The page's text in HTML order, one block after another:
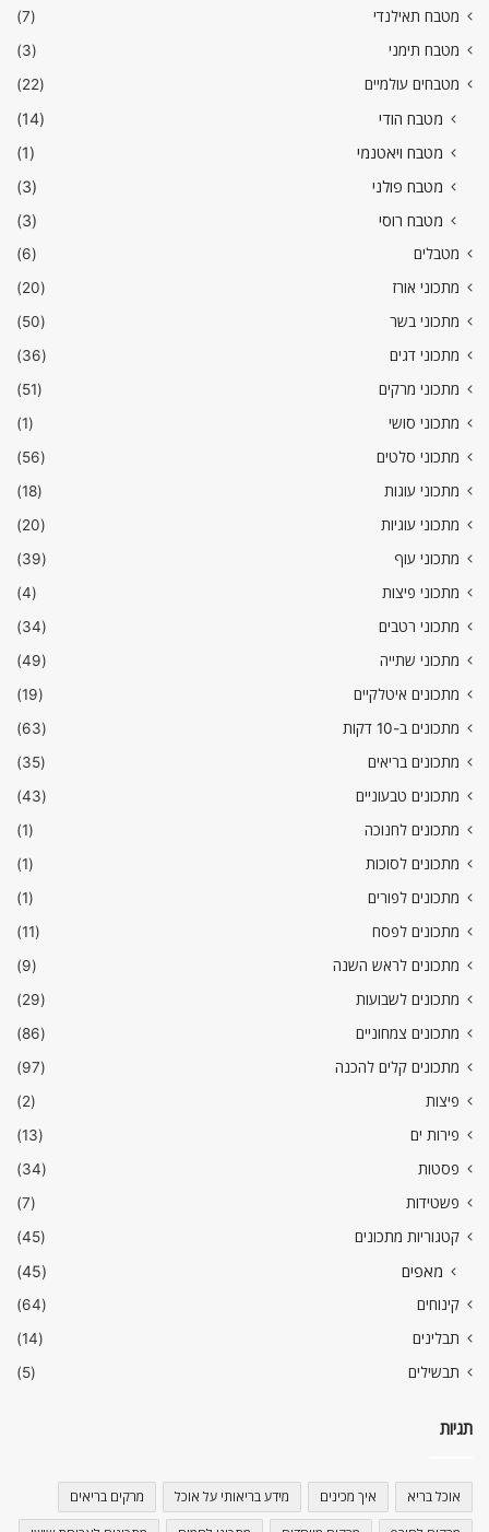
מטבח תאילנדי
(7)
מטבח תימני
(3)
מטבחים עולמיים
(22)
מטבח הודי
(14)
מטבח ויאטנמי
(1)
מטבח פולני
(3)
מטבח רוסי
(3)
מטבלים
(6)
מתכוני אורז
(20)
מתכוני בשר
(50)
מתכוני דגים
(36)
מתכוני מרקים
(51)
מתכוני סושי
(1)
מתכוני סלטים
(56)
מתכוני עוגות
(18)
מתכוני עוגיות
(20)
מתכוני עוף
(39)
מתכוני פיצות
(4)
מתכוני רטבים
(34)
מתכוני שתייה
(49)
מתכונים איטלקיים
(19)
מתכונים ב-10 דקות
(63)
מתכונים בריאים
(35)
מתכונים טבעוניים
(43)
מתכונים לחנוכה
(1)
מתכונים לסוכות
(1)
מתכונים לפורים
(1)
מתכונים לפסח
(11)
מתכונים לראש השנה
(9)
מתכונים לשבועות
(29)
מתכונים צמחוניים
(86)
מתכונים קלים להכנה
(97)
פיצות
(2)
פירות ים
(13)
פסטות
(34)
פשטידות
(7)
קטגוריות מתכונים
(45)
מאפים (45)
קינוחים
(64)
תבלינים
(14)
תבשילים
(5)
תגיות
אוכל בריא איך מכינים מידע בריאותי על אוכל מרקים בריאים